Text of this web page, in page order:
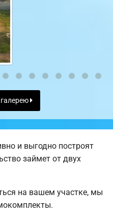
и выгодно построят
займет от двух
на вашем участке, мы